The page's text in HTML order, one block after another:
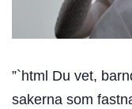
”`html Du vet,
sakerna som